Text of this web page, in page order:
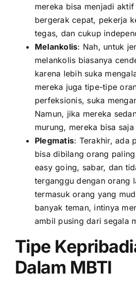
mereka bisa menjadi
bergerak cepat, pekerja
tegas, dan cukup
Melankolis: Nah, untuk
melankolis biasanya
karena lebih suka
mereka juga tipe-tipe
perfeksionis, suka
Namun, jika mereka
murung, mereka bisa
Plegmatis: Terakhir, ada
bisa dibilang orang
easy going, sabar, dan
terganggu dengan orang
termasuk orang yang
banyak teman, intinya
ambil pusing dari segala
Tipe
Dalam MBTI